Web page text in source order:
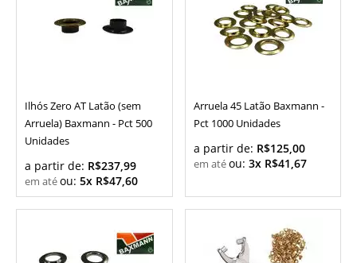
Ilhós Zero AT Latão (sem
Arruela) Baxmann - Pct 500
Unidades
a partir de: R$237,99
ou: 5x R$47,60
Arruela 45 Latão Baxmann -
Pct 1000 Unidades
a partir de: R$125,00
ou: 3x R$41,67